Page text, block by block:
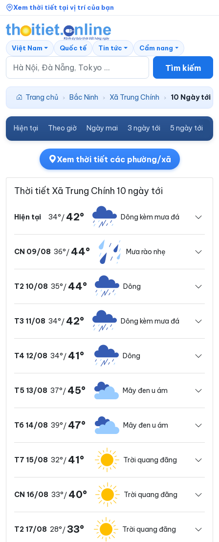
Xem thời tiết tại vị trí của bạn
Tìm kiếm
Việt Nam Quốc tế Tin tức Cẩm nang
Trang chủ › Bắc Ninh › Xã Trung Chính › 10 Ngày tới
Hiện tại Theo giờ Ngày mai 3 ngày tới 5 ngày tới
Xem thời tiết các phường/xã
Thời tiết Xã Trung Chính 10 ngày tới
Hiện tại 34°/ 42° Dông kèm mưa đá
CN 09/08 36°/ 44° Mưa rào nhẹ
T2 10/08 35°/ 44° Dông
T3 11/08 34°/ 42° Dông kèm mưa đá
T4 12/08 34°/ 41° Dông
T5 13/08 37°/ 45° Mây đen u ám
T6 14/08 39°/ 47° Mây đen u ám
T7 15/08 32°/ 41° Trời quang đãng
CN 16/08 33°/ 40° Trời quang đãng
T2 17/08 28°/ 33° Trời quang đãng